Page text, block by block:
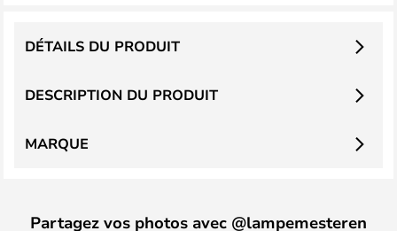
DESCRIPTION DU PRODUIT
DÉTAILS DU PRODUIT
MARQUE
Partagez vos photos avec @lampemesteren